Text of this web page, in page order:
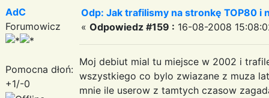
AdC
Forumowicz
Pomocna dłoń:
+1/-0
Odp: Jak trafilismy na stronkę TOP80 i
« Odpowiedz #159 : 16-08-2008
Moj debiut mial tu miejsce w 2002 i
wszystkiego co bylo zwiazane z muza
mnie ile userow z tamtych czasow